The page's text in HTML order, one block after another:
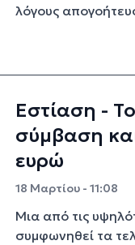
λόγους
Εστίαση -
σύμβαση
ευρώ
18 Μαρτίου - 11:08
Μια από τις
συμφωνηθεί τα